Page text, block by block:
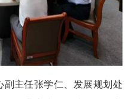
主任张学仁、发展规划处